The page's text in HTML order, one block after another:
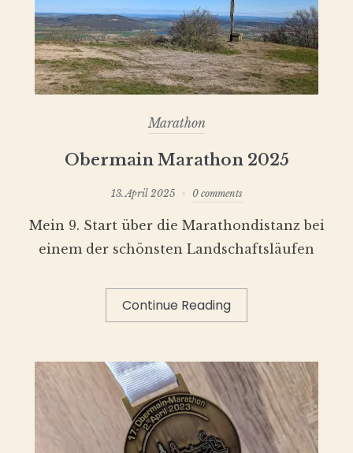
Marathon
Obermain Marathon 2025
13. April 2025 0 comments
Mein 9. Start über die Marathondistanz bei
einem der schönsten Landschaftsläufen
Continue Reading